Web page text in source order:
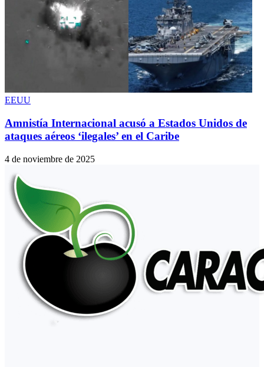
EEUU
Amnistía Internacional acusó a Estados Unidos de
ataques aéreos ‘ilegales’ en el Caribe
4 de noviembre de 2025